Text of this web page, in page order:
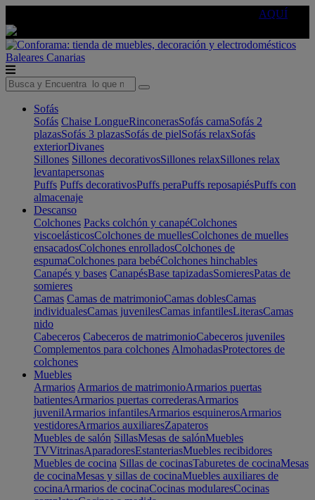
AQUÍ
Baleares Canarias
Sofás
Sofás Chaise LongueRinconerasSofás camaSofás 2
plazasSofás 3 plazasSofás de pielSofás relaxSofás
exteriorDivanes
Sillones Sillones decorativosSillones relaxSillones relax
levantapersonas
Puffs Puffs decorativosPuffs peraPuffs reposapiésPuffs con
almacenaje
Descanso
Colchones Packs colchón y canapéColchones
viscoelásticosColchones de muellesColchones de muelles
ensacadosColchones enrolladosColchones de
espumaColchones para bebéColchones hinchables
Canapés y bases CanapésBase tapizadasSomieresPatas de
somieres
Camas Camas de matrimonioCamas doblesCamas
individualesCamas juvenilesCamas infantilesLiterasCamas
nido
Cabeceros Cabeceros de matrimonioCabeceros juveniles
Complementos para colchones AlmohadasProtectores de
colchones
Muebles
Armarios Armarios de matrimonioArmarios puertas
batientesArmarios puertas correderasArmarios
juvenilArmarios infantilesArmarios esquinerosArmarios
vestidoresArmarios auxiliaresZapateros
Muebles de salón SillasMesas de salónMuebles
TVVitrinasAparadoresEstanteriasMuebles recibidores
Muebles de cocina Sillas de cocinasTaburetes de cocinaMesas
de cocinaMesas y sillas de cocinaMuebles auxiliares de
cocinaArmarios de cocinaCocinas modularesCocinas